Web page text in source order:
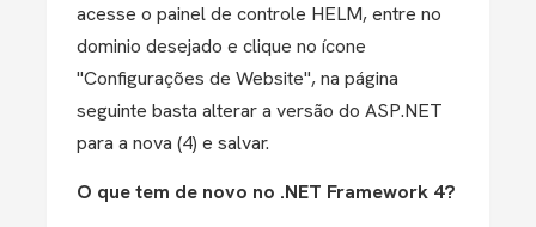
acesse o painel de controle HELM, entre no
dominio desejado e clique no ícone
"Configurações de Website", na página
seguinte basta alterar a versão do ASP.NET
para a nova (4) e salvar.
O que tem de novo no .NET Framework 4?